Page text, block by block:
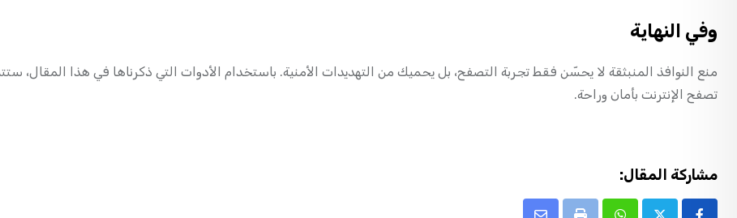
وفي النهاية
منع النوافذ المنبثقة لا يحسّن فقط تجربة التصفح، بل يحميك من التهديدات الأمنية. باستخدام الأدوات التي ذكرناها في هذا المقال،
تصفح الإنترنت بأمان وراحة.
مشاركة المقال: